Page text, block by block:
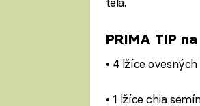
PRIMA TIP
• 4 lžíce
• 1 lžíce chia